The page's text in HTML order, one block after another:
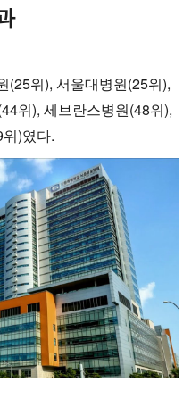
(25위), 서울대병원(25위),
위), 세브란스병원(48위),
)였다.